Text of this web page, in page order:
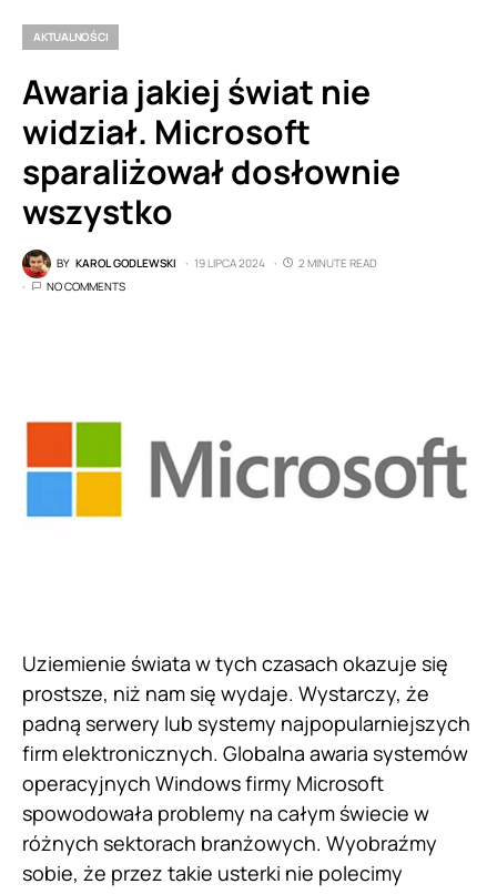
AKTUALNOŚCI
Awaria jakiej świat nie
widział. Microsoft
sparaliżował dosłownie
wszystko
BY KAROL GODLEWSKI 19 LIPCA 2024
2 MINUTE READ
NO COMMENTS
Uziemienie świata w tych czasach okazuje się
prostsze, niż nam się wydaje. Wystarczy, że
padną serwery lub systemy najpopularniejszych
firm elektronicznych. Globalna awaria systemów
operacyjnych Windows firmy Microsoft
spowodowała problemy na całym świecie w
różnych sektorach branżowych. Wyobraźmy
sobie, że przez takie usterki nie polecimy